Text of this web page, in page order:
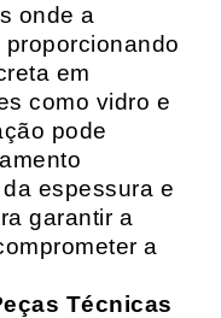
onde a
em
como vidro e
pode
espessura e
garantir a
a
Técnicas